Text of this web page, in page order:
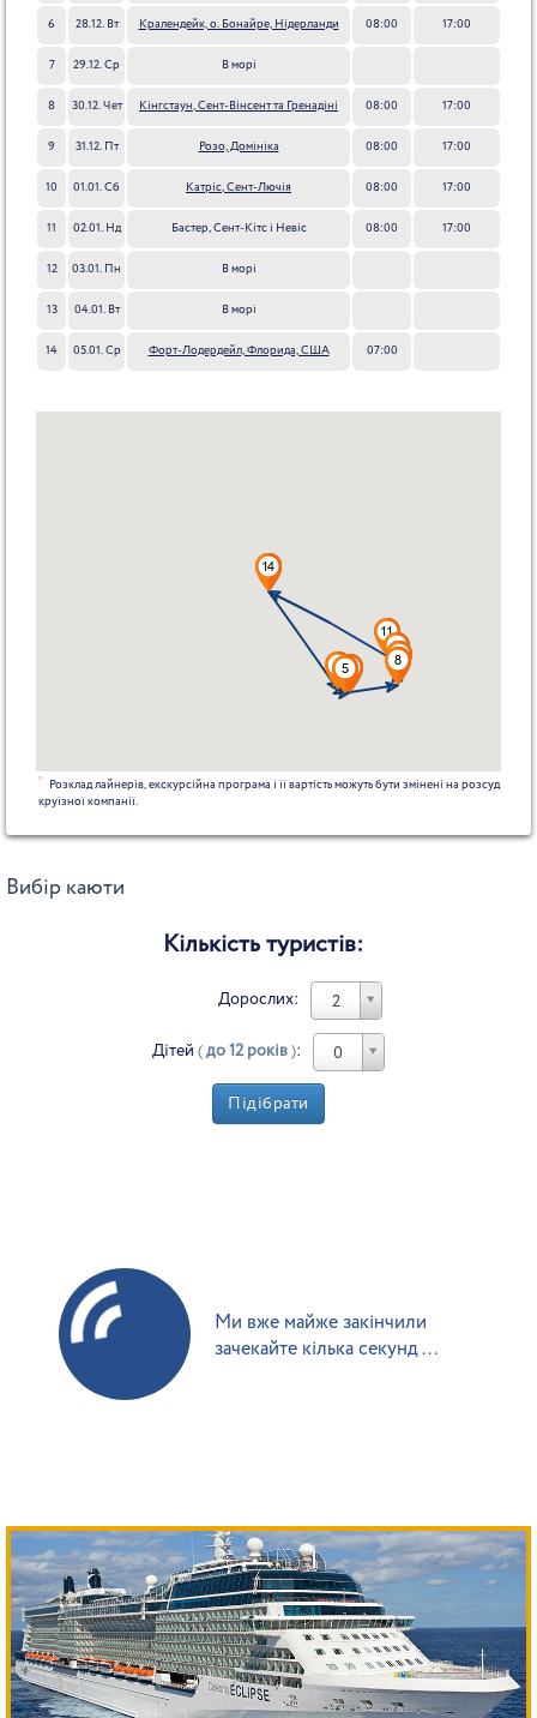
6 28.12. Вт Кралендейк, о. Бонайре, Нідерланди 08:00 17:00
7 29.12. Ср В морі
8 30.12. Чет Кінгстаун, Сент-Вінсент та Гренадіні 08:00 17:00
9 31.12. Пт Розо, Домініка 08:00 17:00
10 01.01. Сб Катріc, Сент-Лючія 08:00 17:00
11 02.01. Нд Бастер, Сент-Кітс і Невіс 08:00 17:00
12 03.01. Пн В морі
13 04.01. Вт В морі
14 05.01. Ср Форт-Лодердейл, Флорида, США 07:00
*
Розклад лайнерів, екскурсійна програма і її вартість можуть бути змінені на розсуд
круїзної компанії.
Вибір каюти
Кількість туристів:
Дорослих: 2
Дітей (до 12 років): 0
Підібрати
Ми вже майже закінчили
зачекайте кілька секунд ...